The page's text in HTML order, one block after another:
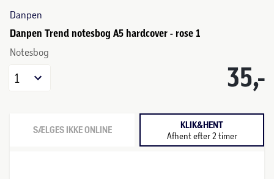
Danpen
Danpen Trend notesbog A5 hardcover - rose 1
Notesbog
35,-
1
SÆLGES IKKE ONLINE KLIK&HENT
Afhent efter 2 timer